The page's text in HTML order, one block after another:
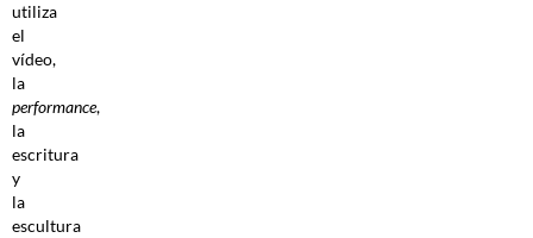
utiliza
el
vídeo,
la
performance,
la
escritura
y
la
escultura